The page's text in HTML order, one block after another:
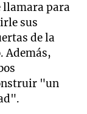
llamara para
sus
de la
Además,
"un